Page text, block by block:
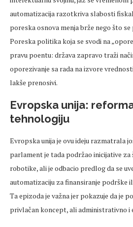
automatizacija razotkriva slabosti
poreska osnova menja brže nego što
Poreska politika koja se svodi na
pravu poentu: država zapravo traži
oporezivanje sa rada na izvore
lakše prenosivi.
Evropska unija:
tehnologiju
Evropska unija je ovu ideju razmatrala
parlament je tada podržao inicijative za
robotike, ali je odbacio predlog da se
automatizaciju za finansiranje podrške
Ta epizoda je važna jer pokazuje da je
privlačan koncept, ali administrativno i